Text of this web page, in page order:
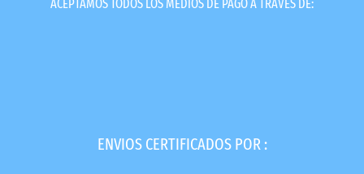
ACEPTAMOS TODOS LOS MEDIOS DE PAGO A TRAVES DE:
ENVIOS CERTIFICADOS POR :